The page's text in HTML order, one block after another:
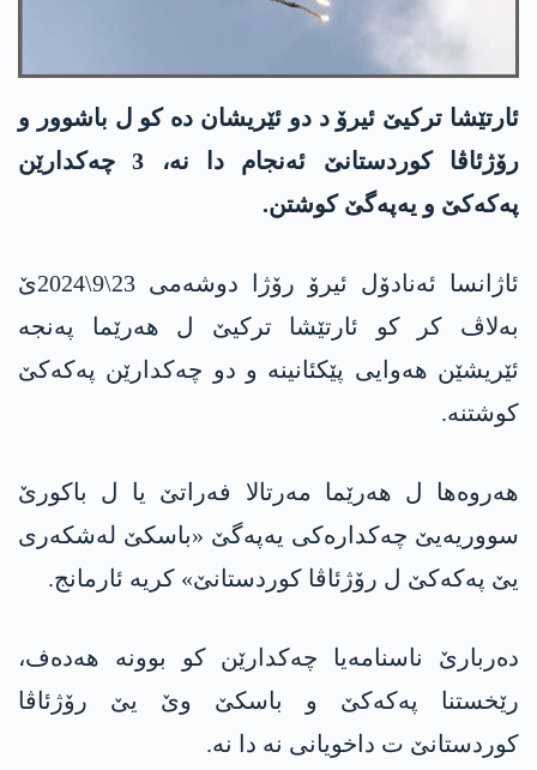
ئارتێشا تركیێ ئیرۆ د دو ئێریشان ده‌ كو ل باشوور و
رۆژئاڤا كوردستانێ ئه‌نجام دا نه‌، 3 چه‌كدارێن
په‌كه‌كێ و یه‌په‌گێ كوشتن.
ئاژانسا ئه‌نادۆل ئیرۆ رۆژا دوشه‌می 23\9\2024ێ
به‌لاڤ كر كو ئارتێشا تركیێ ل هەرێما په‌نجه‌
ئێریشێن هه‌وایی پێكئانینه‌ و دو چه‌كدارێن په‌كه‌كێ
كوشتنه‌.
هه‌روه‌ها ل هه‌رێما مه‌رتالا فه‌راتێ یا ل باکورێ
سووریەیێ چه‌كداره‌كی یه‌په‌گێ «باسكێ له‌شكه‌ری
یێ په‌كه‌كێ ل رۆژئاڤا كوردستانێ» كریه‌ ئارمانج.
ده‌ربارێ ناسنامه‌یا چه‌كدارێن كو بوونه‌ هه‌ده‌ف،
رێخستنا په‌كه‌كێ و باسكێ وێ یێ رۆژئاڤا
كوردستانێ ت داخویانی نه‌ دا نه‌.